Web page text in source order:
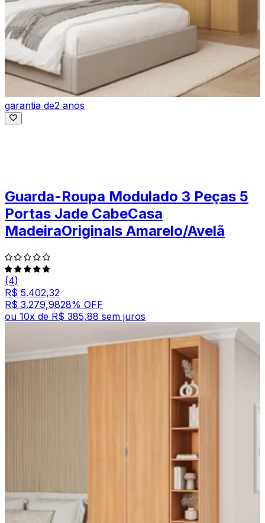
garantia de2 anos
Guarda-Roupa Modulado 3 Peças 5
Portas Jade CabeCasa
MadeiraOriginals Amarelo/Avelã
(4)
R$ 5.402,32
R$ 3.279,9828% OFF
ou 10x de R$ 385,88 sem juros